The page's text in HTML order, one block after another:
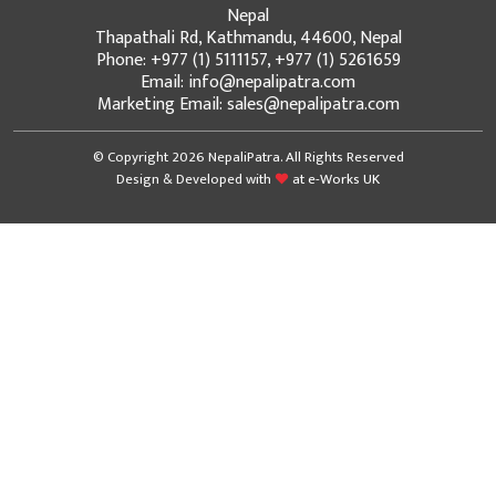
Nepal
Thapathali Rd, Kathmandu, 44600, Nepal
Phone: +977 (1) 5111157, +977 (1) 5261659
Email: info@nepalipatra.com
Marketing Email: sales@nepalipatra.com
© Copyright 2026 NepaliPatra. All Rights Reserved
Design & Developed with
ate-Works UK